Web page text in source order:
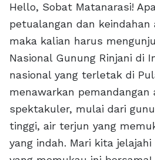
Hello, Sobat Matanarasi!
petualangan dan keindahan
maka kalian harus
Nasional Gunung Rinjani di
nasional yang terletak di
menawarkan pemandangan
spektakuler, mulai dari
tinggi, air terjun yang
yang indah. Mari kita